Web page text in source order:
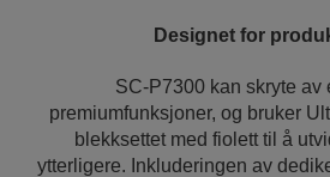
Designet for
SC-P7300 kan skryte av
premiumfunksjoner, og bruker
blekksettet med fiolett til å
ytterligere. Inkluderingen av